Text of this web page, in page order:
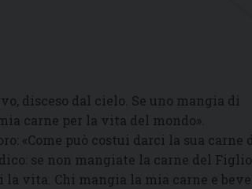
disceso dal cielo. Se uno mangia di
carne per la vita del mondo».
«Come può costui darci la sua carne
se non mangiate la carne del Figlio
la vita. Chi mangia la mia carne e